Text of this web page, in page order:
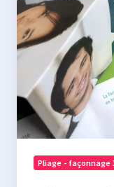
visuel
maxi
Pliage - façonnage